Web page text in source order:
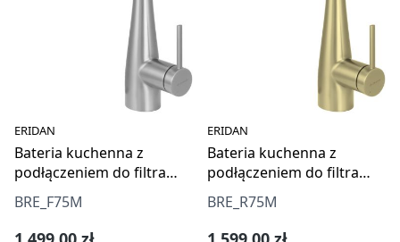
ERIDAN
Bateria kuchenna z
podłączeniem do filtra
wody z wyciąganą
wylewką
BRE_F75M
Cena regularna:
ERIDAN
Bateria kuchenna z
podłączeniem do filtra
wody z wyciąganą
wylewką
BRE_R75M
Cena regularna: